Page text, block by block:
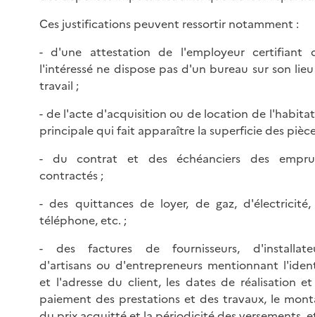
Ces justifications peuvent ressortir notamment :
- d'une attestation de l'employeur certifiant
l'intéressé ne dispose pas d'un bureau sur son
travail ;
- de l'acte d'acquisition ou de location de
principale qui fait apparaître la superficie des
- du contrat et des échéanciers des
contractés ;
- des quittances de loyer, de gaz,
téléphone, etc. ;
- des factures de fournisseurs,
d'artisans ou d'entrepreneurs mentionnant
et l'adresse du client, les dates de réalisation
paiement des prestations et des travaux, le